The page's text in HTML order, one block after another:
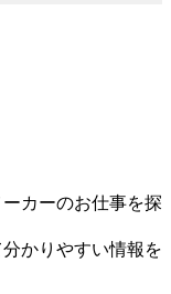
カーのお仕事を探
かりやすい情報を